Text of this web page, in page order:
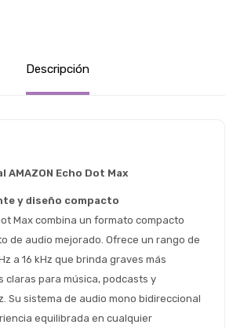
Descripción
Echo Dot Max
y diseño compacto
Max combina un formato compacto
de audio mejorado. Ofrece un rango de
a 16 kHz que brinda graves más
claras para música, podcasts y
Su sistema de audio mono bidireccional
equilibrada en cualquier